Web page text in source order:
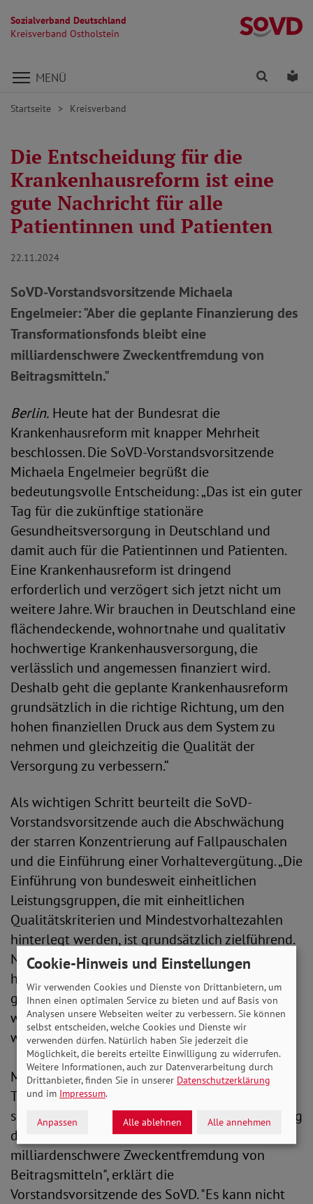
Sozialverband Deutschland
Kreisverband Ostholstein
Direkt zu den Inhalten springen
MENÜ Finden
Startseite Kreisverband
Die Entscheidung für die
Krankenhausreform ist eine
gute Nachricht für alle
Patientinnen und Patienten
22.11.2024
SoVD-Vorstandsvorsitzende Michaela
Engelmeier: "Aber die geplante Finanzierung des
Transformationsfonds bleibt eine
milliardenschwere Zweckentfremdung von
Beitragsmitteln."
Berlin. Heute hat der Bundesrat die
Krankenhausreform mit knapper Mehrheit
beschlossen. Die SoVD-Vorstandsvorsitzende
Michaela Engelmeier begrüßt die
bedeutungsvolle Entscheidung: „Das ist ein guter
Tag für die zukünftige stationäre
Gesundheitsversorgung in Deutschland und
damit auch für die Patientinnen und Patienten.
Eine Krankenhausreform ist dringend
erforderlich und verzögert sich jetzt nicht um
weitere Jahre. Wir brauchen in Deutschland eine
flächendeckende, wohnortnahe und qualitativ
hochwertige Krankenhausversorgung, die
verlässlich und angemessen finanziert wird.
Deshalb geht die geplante Krankenhausreform
grundsätzlich in die richtige Richtung, um den
hohen finanziellen Druck aus dem System zu
nehmen und gleichzeitig die Qualität der
Versorgung zu verbessern.“
Als wichtigen Schritt beurteilt die SoVD-
Vorstandsvorsitzende auch die Abschwächung
der starren Konzentrierung auf Fallpauschalen
und die Einführung einer Vorhaltevergütung. „Die
Einführung von bundesweit einheitlichen
Leistungsgruppen, die mit einheitlichen
Qualitätskriterien und Mindestvorhaltezahlen
hinterlegt werden, ist grundsätzlich zielführend.
Nur so kann eine flächendeckend qualitativ
hochwertige und medizinische Versorgung
gleichermaßen bundesweit und zugleich
wohnortnah in der Region sichergestellt
werden“, so Engelmeier.
Mit Blick auf die Finanzierungsregelung des
Transformationsfonds bleibt der SoVD aber bei
seiner scharfen Kritik: "Die geplante Finanzierung
des Transformationsfonds bleibt eine
milliardenschwere Zweckentfremdung von
Beitragsmitteln", erklärt die
Vorstandsvorsitzende des SoVD. "Es kann nicht
Cookie-Hinweis und Einstellungen
Wir verwenden Cookies und Dienste von Drittanbietern, um
Ihnen einen optimalen Service zu bieten und auf Basis von
Analysen unsere Webseiten weiter zu verbessern. Sie können
selbst entscheiden, welche Cookies und Dienste wir
verwenden dürfen. Natürlich haben Sie jederzeit die
Möglichkeit, die bereits erteilte Einwilligung zu widerrufen.
Weitere Informationen, auch zur Datenverarbeitung durch
Drittanbieter, finden Sie in unserer Datenschutzerklärung
und im Impressum.
Anpassen Alle ablehnen Alle annehmen